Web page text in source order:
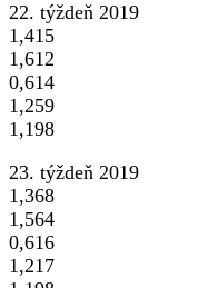
22. týždeň 2019
1,415
1,612
0,614
1,259
1,198
23. týždeň 2019
1,368
1,564
0,616
1,217